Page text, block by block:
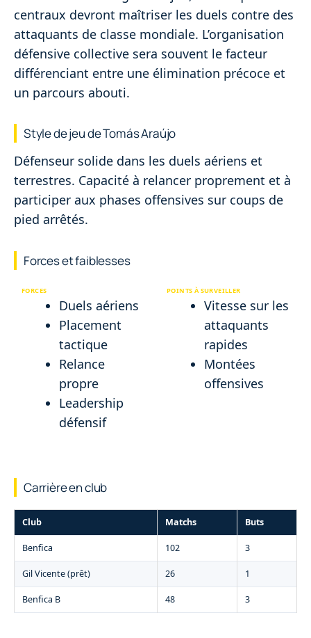
centraux devront maîtriser les duels contre des
attaquants de classe mondiale. L’organisation
défensive collective sera souvent le facteur
différenciant entre une élimination précoce et
un parcours abouti.
Style de jeu de Tomás Araújo
Défenseur solide dans les duels aériens et
terrestres. Capacité à relancer proprement et à
participer aux phases offensives sur coups de
pied arrêtés.
Forces et faiblesses
FORCES
Duels aériens
Placement
tactique
Relance
propre
Leadership
défensif
POINTS À SURVEILLER
Vitesse sur les
attaquants
rapides
Montées
offensives
Carrière en club
Club Matchs Buts
Benfica 102 3
Gil Vicente (prêt) 26 1
Benfica B 48 3